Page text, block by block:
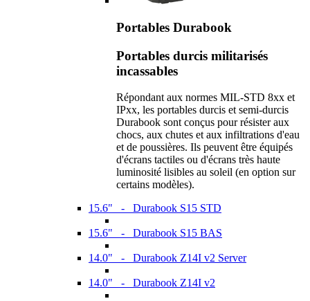
Portables Durabook
Portables durcis militarisés
incassables
Répondant aux normes MIL-STD 8xx et
IPxx, les portables durcis et semi-durcis
Durabook sont conçus pour résister aux
chocs, aux chutes et aux infiltrations d'eau
et de poussières. Ils peuvent être équipés
d'écrans tactiles ou d'écrans très haute
luminosité lisibles au soleil (en option sur
certains modèles).
15.6" - Durabook S15 STD
15.6" - Durabook S15 BAS
14.0" - Durabook Z14I v2 Server
14.0" - Durabook Z14I v2